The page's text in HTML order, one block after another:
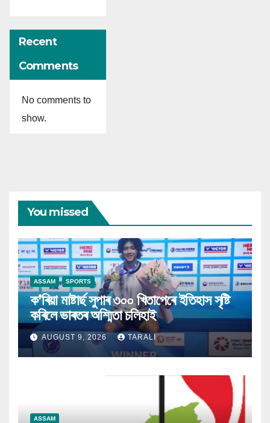
Recent
Comments
No comments to
show.
You missed
ASSAM SPORTS
ক’ৰিয়া মাষ্টাৰ্ছ সুপাৰ ৩০০ খিতাপেৰে ইতিহাস সৃষ্টি
কৰিলে ভাৰতৰ অশ্মিতা চলিহাই
AUGUST 9, 2026 TARALI
ASSAM